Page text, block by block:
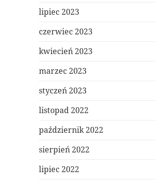
lipiec 2023
czerwiec 2023
kwiecień 2023
marzec 2023
styczeń 2023
listopad 2022
październik 2022
sierpień 2022
lipiec 2022